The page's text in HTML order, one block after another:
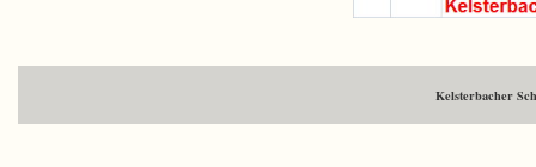
Kelsterbacher